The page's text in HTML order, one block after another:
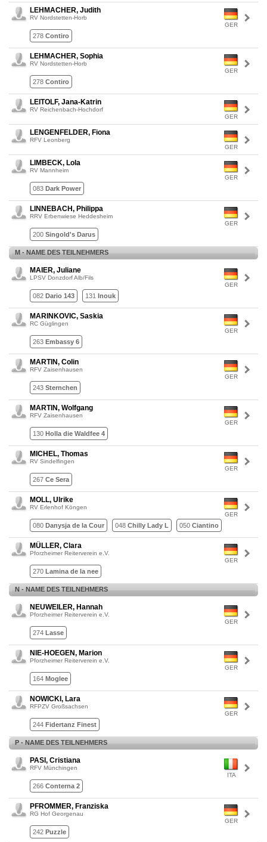
GER
LEHMACHER, Judith
RV Nordstetten-Horb
278 Contiro
GER
LEHMACHER, Sophia
RV Nordstetten-Horb
278 Contiro
GER
LEITOLF, Jana-Katrin
RV Reichenbach-Hochdorf
GER
LENGENFELDER, Fiona
RFV Leonberg
GER
LIMBECK, Lola
RV Mannheim
083 Dark Power
GER
LINNEBACH, Philippa
RRV Erbenwiese Heddesheim
200 Singold's Darus
M - NAME DES TEILNEHMERS
GER
MAIER, Juliane
LPSV Donzdorf Alb/Fils
082 Dario 143 131 Inouk
GER
MARINKOVIC, Saskia
RC Güglingen
263 Embassy 6
GER
MARTIN, Colin
RFV Zaisenhausen
243 Sternchen
GER
MARTIN, Wolfgang
RFV Zaisenhausen
130 Holla die Waldfee 4
GER
MICHEL, Thomas
RV Sindelfingen
267 Ce Sera
GER
MOLL, Ulrike
RV Erlenhof Köngen
080 Danysja de la Cour 048 Chilly Lady L 050 Ciantino
GER
MÜLLER, Clara
Pforzheimer Reiterverein e.V.
270 Lamina de la nee
N - NAME DES TEILNEHMERS
GER
NEUWEILER, Hannah
Pforzheimer Reiterverein e.V.
274 Lasse
GER
NIE-HOEGEN, Marion
Pforzheimer Reiterverein e.V.
164 Moglee
GER
NOWICKI, Lara
RFPZV Großsachsen
244 Fidertanz Finest
P - NAME DES TEILNEHMERS
ITA
PASI, Cristiana
RFV Münchingen
266 Conterna 2
GER
PFROMMER, Franziska
RG Hof Georgenau
242 Puzzle